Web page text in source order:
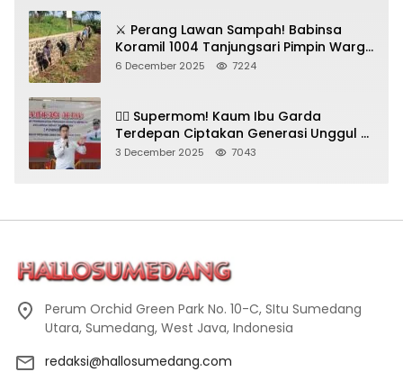
⚔️ Perang Lawan Sampah! Babinsa
Koramil 1004 Tanjungsari Pimpin Warga
Bersihkan Gorong-Gorong & Plastik
6 December 2025 7224
🦸‍♀️ Supermom! Kaum Ibu Garda
Terdepan Ciptakan Generasi Unggul di
Sumedang
3 December 2025 7043
Perum Orchid Green Park No. 10-C, SItu Sumedang
Utara, Sumedang, West Java, Indonesia
redaksi@hallosumedang.com